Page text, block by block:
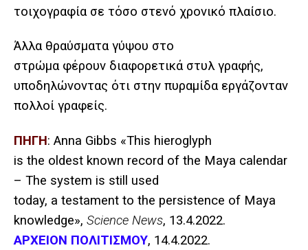
τοιχογραφία σε τόσο στενό χρονικό πλαίσιο.
Άλλα θραύσματα γύψου στο
στρώμα φέρουν διαφορετικά στυλ γραφής,
υποδηλώνοντας ότι στην πυραμίδα εργάζονταν
πολλοί γραφείς.
ΠΗΓΗ: Anna Gibbs «This hieroglyph
is the oldest known record of the Maya calendar
– The system is still used
today, a testament to the persistence of Maya
knowledge», Science News, 13.4.2022.
ΑΡΧΕΙΟΝ ΠΟΛΙΤΙΣΜΟΥ, 14.4.2022.